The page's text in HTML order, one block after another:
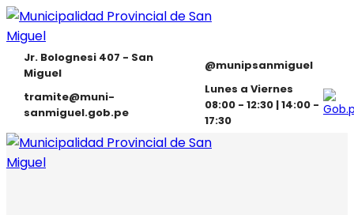
Jr. Bolognesi 407 - San
Miguel
@munipsanmiguel
tramite@muni-
sanmiguel.gob.pe
Lunes a Viernes
08:00 - 12:30 | 14:00 -
17:30